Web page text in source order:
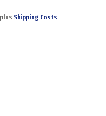
plusShipping Costs